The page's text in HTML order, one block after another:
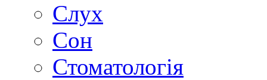
Слух
Сон
Стоматологія